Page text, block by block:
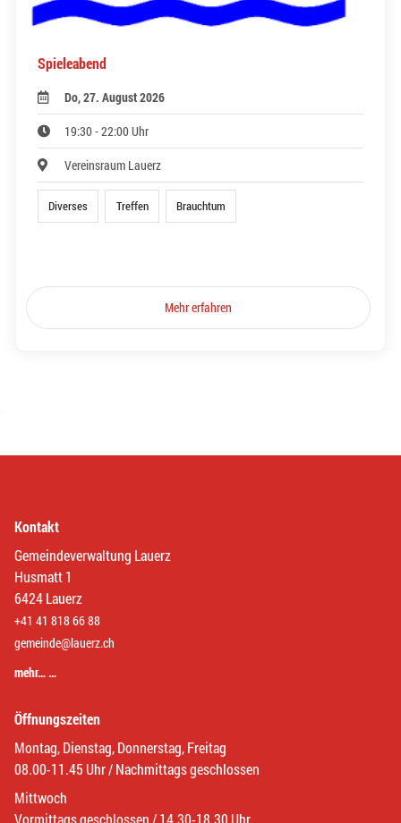
Spieleabend
Do, 27. August 2026
19:30 - 22:00 Uhr
Vereinsraum Lauerz
Diverses Treffen Brauchtum
Mehr erfahren
Kontakt
Gemeindeverwaltung Lauerz
Husmatt 1
6424 Lauerz
+41 41 818 66 88
gemeinde@lauerz.ch
mehr… …
Öffnungszeiten
Montag, Dienstag, Donnerstag, Freitag
08.00-11.45 Uhr / Nachmittags geschlossen
Mittwoch
Vormittags geschlossen / 14.30-18.30 Uhr